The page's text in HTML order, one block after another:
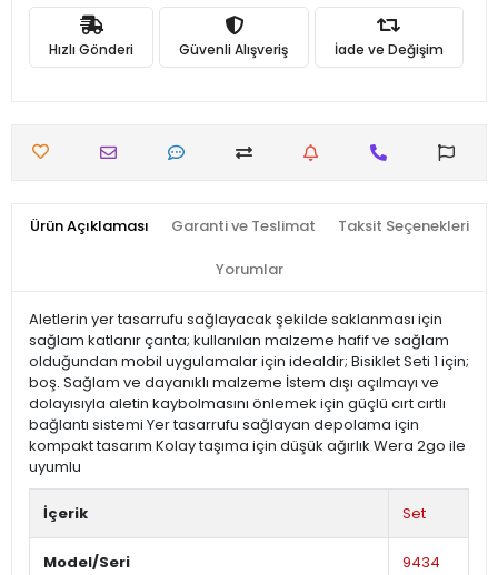
Hızlı Gönderi Güvenli Alışveriş İade ve Değişim
Ürün Açıklaması Garanti ve Teslimat Taksit Seçenekleri
Yorumlar
Aletlerin yer tasarrufu sağlayacak şekilde saklanması için
sağlam katlanır çanta; kullanılan malzeme hafif ve sağlam
olduğundan mobil uygulamalar için idealdir; Bisiklet Seti 1 için;
boş. Sağlam ve dayanıklı malzeme İstem dışı açılmayı ve
dolayısıyla aletin kaybolmasını önlemek için güçlü cırt cırtlı
bağlantı sistemi Yer tasarrufu sağlayan depolama için
kompakt tasarım Kolay taşıma için düşük ağırlık Wera 2go ile
uyumlu
İçerik Set
Model/Seri 9434